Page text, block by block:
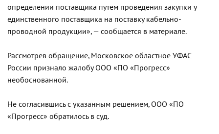
определении поставщика путем проведения закупки у
единственного поставщика на поставку кабельно-
проводной продукции», — сообщается в материале.
Рассмотрев обращение, Московское областное УФАС
России признало жалобу ООО «ПО «Прогресс»
необоснованной.
Не согласившись с указанным решением, ООО «ПО
«Прогресс» обратилось в суд.